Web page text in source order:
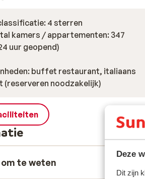
Deze
Dit zijn
4 sterren
kamers / appartementen: 347
uur geopend)
buffet restaurant, italiaans
(reserveren noodzakelijk)
te weten